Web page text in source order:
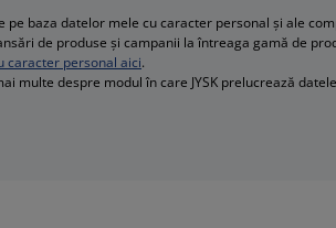
baza datelor mele cu caracter personal și ale
de produse și campanii la întreaga gamă de
caracter personal aici.
multe despre modul în care JYSK prelucrează